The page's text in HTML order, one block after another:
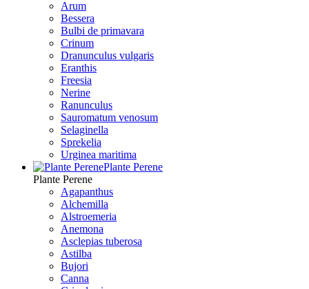
Arum
Bessera
Bulbi de primavara
Crinum
Dranunculus vulgaris
Eranthis
Freesiа
Nerine
Ranunculus
Sauromatum venosum
Selaginella
Sprekelia
Urginea maritima
Plante Perene
Plante Perene
Agapanthus
Alchemilla
Alstroemeria
Anemona
Asclepias tuberosa
Astilba
Bujori
Canna